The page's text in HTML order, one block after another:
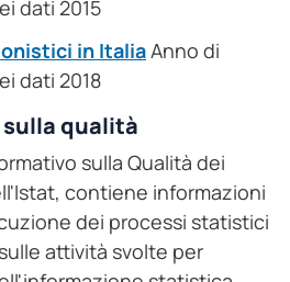
dati 2015
in ItaliaAnno di
dati 2018
qualità
sulla Qualità dei
contiene informazioni
dei processi statistici
attività svolte per